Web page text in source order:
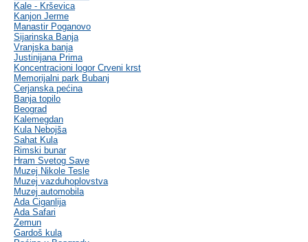
Kale - Krševica
Kanjon Jerme
Manastir Poganovo
Sijarinska Banja
Vranjska banja
Justinijana Prima
Koncentracioni logor Crveni krst
Memorijalni park Bubanj
Cerjanska pećina
Banja topilo
Beograd
Kalemegdan
Kula Nebojša
Sahat Kula
Rimski bunar
Hram Svetog Save
Muzej Nikole Tesle
Muzej vazduhoplovstva
Muzej automobila
Ada Ciganlija
Ada Safari
Zemun
Gardoš kula